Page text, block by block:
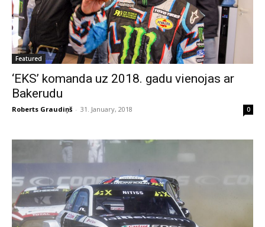
Featured
‘EKS’ komanda uz 2018. gadu vienojas ar
Bakerudu
Roberts Graudiņš - 31. January, 2018 0